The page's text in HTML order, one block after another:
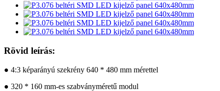
Rövid leírás:
● 4:3 képarányú szekrény 640 * 480 mm mérettel
● 320 * 160 mm-es szabványméretű modul